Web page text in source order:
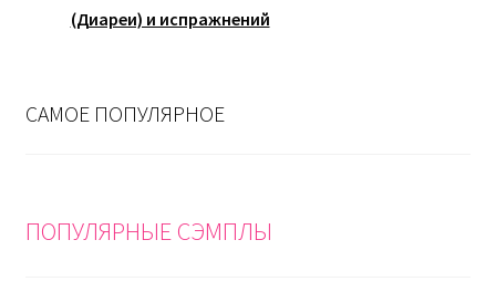
(Диареи) и испражнений
САМОЕ ПОПУЛЯРНОЕ
ПОПУЛЯРНЫЕ СЭМПЛЫ